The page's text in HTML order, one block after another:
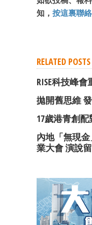
知， 按這裏聯
RELATED POSTS
RISE科技峰
拋開舊思維
17歲港青創
內地「無現金
業大會 演說